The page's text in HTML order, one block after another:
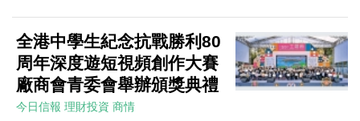
全港中學生紀念抗戰勝利80
周年深度遊短視頻創作大賽
廠商會青委會舉辦頒獎典禮
今日信報 理財投資 商情